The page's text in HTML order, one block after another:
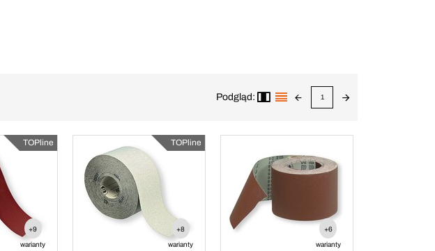
Podgląd: 1
TOPline
+9
warianty
TOPline
+8
warianty
+6
warianty